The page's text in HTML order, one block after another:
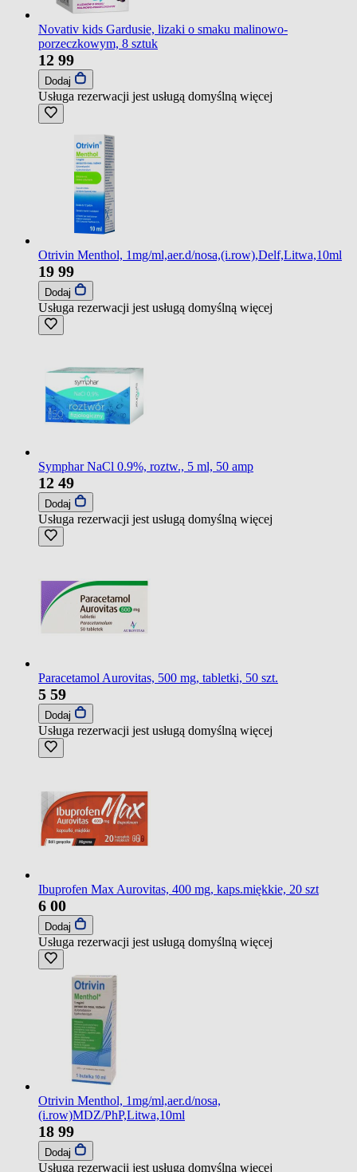
Novativ kids Gardusie, lizaki o smaku malinowo-
porzeczkowym, 8 sztuk
12 99
Dodaj
Usługa rezerwacji jest usługą domyślną więcej
Otrivin Menthol, 1mg/ml,aer.d/nosa,(i.row),Delf,Litwa,10ml
19 99
Dodaj
Usługa rezerwacji jest usługą domyślną więcej
Symphar NaCl 0.9%, roztw., 5 ml, 50 amp
12 49
Dodaj
Usługa rezerwacji jest usługą domyślną więcej
Paracetamol Aurovitas, 500 mg, tabletki, 50 szt.
5 59
Dodaj
Usługa rezerwacji jest usługą domyślną więcej
Ibuprofen Max Aurovitas, 400 mg, kaps.miękkie, 20 szt
6 00
Dodaj
Usługa rezerwacji jest usługą domyślną więcej
Otrivin Menthol, 1mg/ml,aer.d/nosa,
(i.row)MDZ/PhP,Litwa,10ml
18 99
Dodaj
Usługa rezerwacji jest usługą domyślną więcej